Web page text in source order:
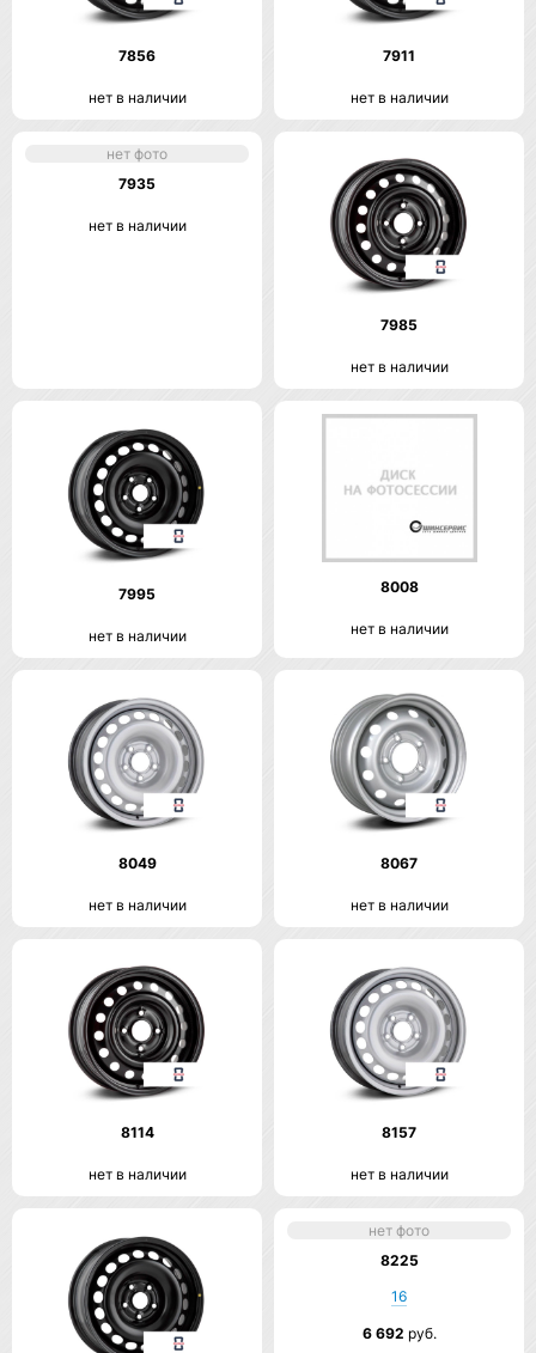
7856
нет в наличии
7911
нет в наличии
нет фото
7935
нет в наличии
7985
нет в наличии
7995
нет в наличии
8008
нет в наличии
8049
нет в наличии
8067
нет в наличии
8114
нет в наличии
8157
нет в наличии
нет фото
8225
16
6 692 руб.